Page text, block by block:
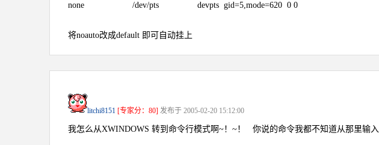
none /dev/pts devpts gid=5,mode=620 0 0
将noauto改成default 即可自动挂上
litchi8151 [专家分：80] 发布于 2005-02-20 15:12:00
我怎么从XWINDOWS 转到命令行模式啊~！~！ 你说的命令我都不知道从那里输入